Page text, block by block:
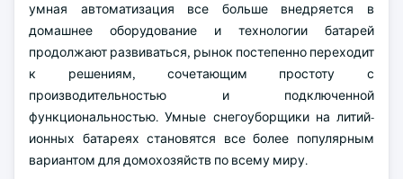
умная автоматизация все больше внедряется в
домашнее оборудование и технологии батарей
продолжают развиваться, рынок постепенно переходит
к решениям, сочетающим простоту с
производительностью и подключенной
функциональностью. Умные снегоуборщики на литий-
ионных батареях становятся все более популярным
вариантом для домохозяйств по всему миру.